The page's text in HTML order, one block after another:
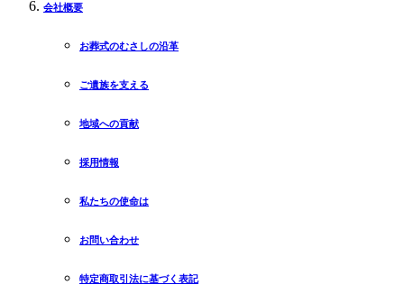
会社概要
お葬式のむさしの沿革
ご遺族を支える
地域への貢献
採用情報
私たちの使命は
お問い合わせ
特定商取引法に基づく表記